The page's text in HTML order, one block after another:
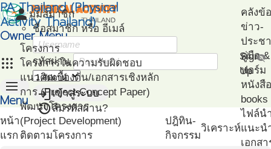
PA Thailand (Physical
Activity Thailand)
Owner Menu
apps
personมุมสมาชิก
ชื่อสมาชิก หรือ อีเมล์
รหัสผ่าน visibility_off
loginเข้าสู่ระบบ
restoreลืมรหัสผ่าน?
Sign
Up
menu
Menu
หน้า
แรก
โครงการ
โครงการในความรับผิดชอบ
แนวคิดเบื้องต้น/เอกสารเชิงหลัก
การ (Project Concept Paper)
พัฒนาโครงการ
(Project Development)
ติดตามโครงการ
ปฎิทิน-
กิจกรรม
วิเคราะห์
คลังข้
ข่าว-
ประช
คู่มือ
ฟอร์ม
หนังสื
books
ไฟล์น
แนะน
เอกสา